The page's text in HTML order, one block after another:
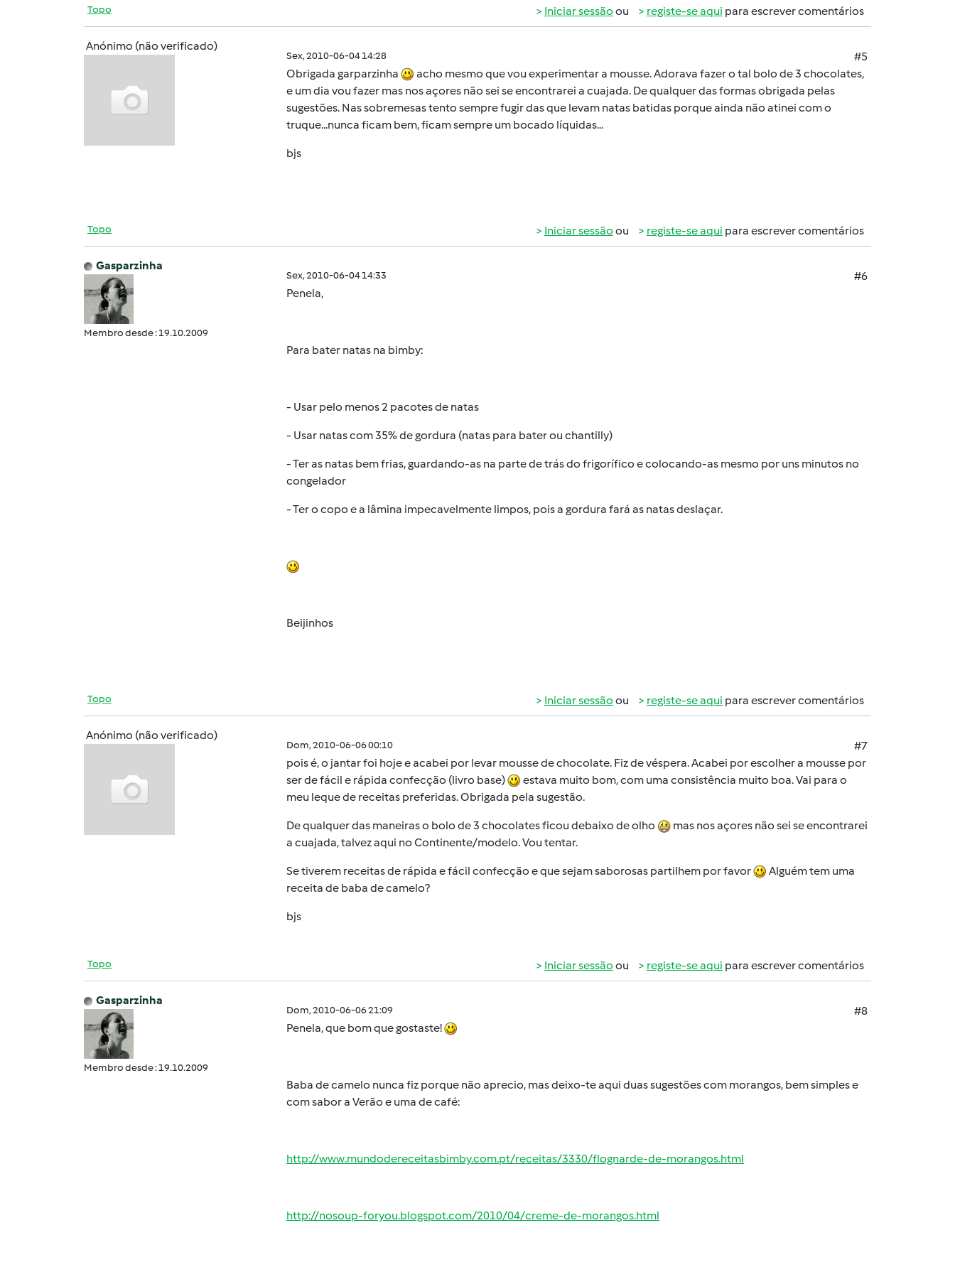
Topo Iniciar sessão ou registe-se aqui para escrever comentários
Anónimo (não verificado)
Sex, 2010-06-04 14:28
#5
Obrigada garparzinha
acho mesmo que vou experimentar a mousse. Adorava fazer o tal bolo de 3 chocolates,
e um dia vou fazer mas nos açores não sei se encontrarei a cuajada. De qualquer das formas obrigada pelas
sugestões. Nas sobremesas tento sempre fugir das que levam natas batidas porque ainda não atinei com o
truque...nunca ficam bem, ficam sempre um bocado líquidas...
bjs
Topo Iniciar sessão ou registe-se aqui para escrever comentários
Gasparzinha
Membro desde : 19.10.2009
Sex, 2010-06-04 14:33
#6
Penela,
Para bater natas na bimby:
- Usar pelo menos 2 pacotes de natas
- Usar natas com 35% de gordura (natas para bater ou chantilly)
- Ter as natas bem frias, guardando-as na parte de trás do frigorífico e colocando-as mesmo por uns minutos no
congelador
- Ter o copo e a lâmina impecavelmente limpos, pois a gordura fará as natas deslaçar.
Beijinhos
Topo Iniciar sessão ou registe-se aqui para escrever comentários
Anónimo (não verificado)
Dom, 2010-06-06 00:10
#7
pois é, o jantar foi hoje e acabei por levar mousse de chocolate. Fiz de véspera. Acabei por escolher a mousse por
ser de fácil e rápida confecção (livro base)
estava muito bom, com uma consistência muito boa. Vai para o
meu leque de receitas preferidas. Obrigada pela sugestão.
De qualquer das maneiras o bolo de 3 chocolates ficou debaixo de olho
mas nos açores não sei se encontrarei
a cuajada, talvez aqui no Continente/modelo. Vou tentar.
Se tiverem receitas de rápida e fácil confecção e que sejam saborosas partilhem por favor
Alguém tem uma
receita de baba de camelo?
bjs
Topo Iniciar sessão ou registe-se aqui para escrever comentários
Gasparzinha
Membro desde : 19.10.2009
Dom, 2010-06-06 21:09
#8
Penela, que bom que gostaste!
Baba de camelo nunca fiz porque não aprecio, mas deixo-te aqui duas sugestões com morangos, bem simples e
com sabor a Verão e uma de café:
http://www.mundodereceitasbimby.com.pt/receitas/3330/flognarde-de-morangos.html
http://nosoup-foryou.blogspot.com/2010/04/creme-de-morangos.html